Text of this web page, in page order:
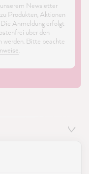
Newsletter
Produkten, Aktionen
Anmeldung erfolgt
über den
werden. Bitte beachte
.